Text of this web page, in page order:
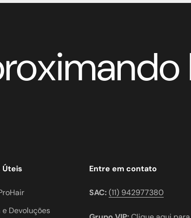
Úteis
e Devoluções
Entre em contato
SAC:(11) 942977380